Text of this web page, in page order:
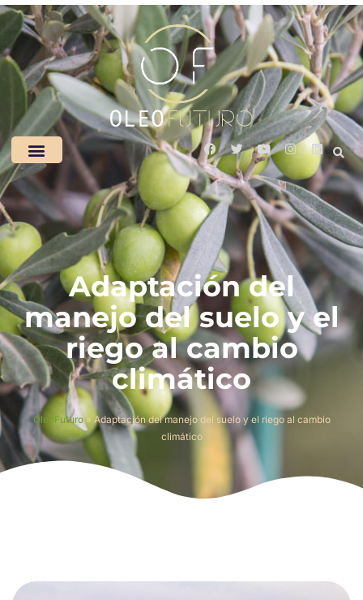
Adaptación del
manejo del suelo y el
riego al cambio
climático
OleoFuturo» Adaptación del manejo del suelo y el riego al cambio
climático